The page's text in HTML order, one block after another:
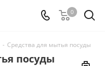
0
- Средства для мытья посуды
посуды